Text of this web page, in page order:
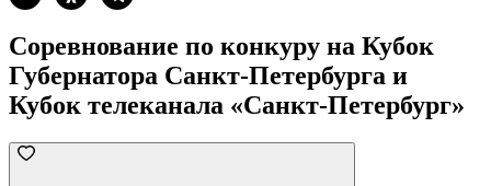
Соревнование по конкуру на Кубок
Губернатора Санкт-Петербурга и
Кубок телеканала «Санкт-Петербург»